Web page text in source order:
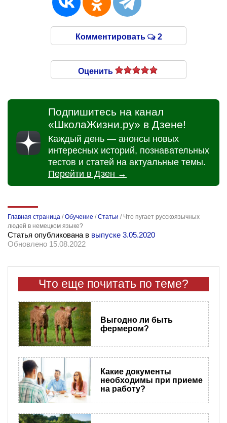
Комментировать 2
Оценить
Подпишитесь на канал
«ШколаЖизни.ру» в Дзене!
Каждый день — анонсы новых
интересных историй, познавательных
тестов и статей на актуальные темы.
Перейти в Дзен →
Главная страница /Обучение /Статьи / Что пугает русскоязычных
людей в немецком языке?
Статья опубликована в выпуске 3.05.2020
Обновлено 15.08.2022
Что еще почитать по теме?
Выгодно ли быть
фермером?
Какие документы
необходимы при приеме
на работу?